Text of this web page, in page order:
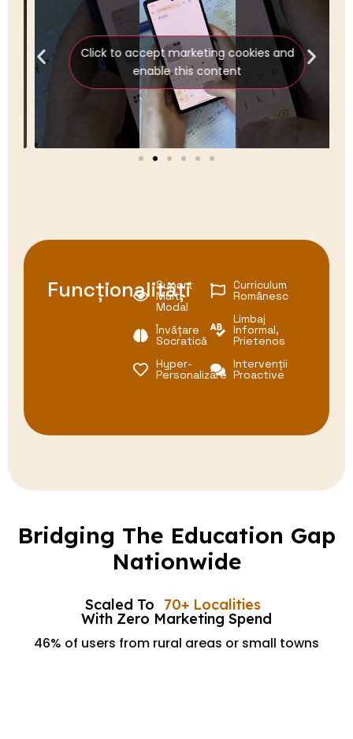
Click to accept marketing cookies and
enable this content
Funcționalități
Suport
Multi-
Modal
Învățare
Socratică
Hyper-
Personalizare
Curriculum
Românesc
Limbaj
Informal,
Prietenos
Intervenții
Proactive
Bridging The Education Gap
Nationwide
Scaled To 70+ Localities
With Zero Marketing Spend
46% of users from rural areas or small towns